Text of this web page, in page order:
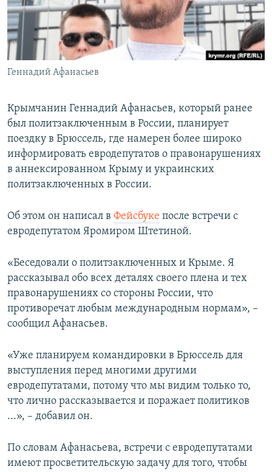
ПОБЕДИТЕЛЕЙ НЕ СУДЯТ?
КРЫМ.НЕПОКОРЕННЫЙ
ELIFBE
УКРАИНСКАЯ ПРОБЛЕМА КРЫМА
ПРИСОЕДИНЯЙТЕСЬ!
Геннадий Афанасьев
Крымчанин Геннадий Афанасьев, который ранее
был политзаключенным в России, планирует
поездку в Брюссель, где намерен более широко
информировать евродепутатов о правонарушениях
в аннексированном Крыму и украинских
политзаключенных в России.
Об этом он написал в Фейсбуке после встречи с
евродепутатом Яромиром Штетиной.
«Беседовали о политзаключенных и Крыме. Я
рассказывал обо всех деталях своего плена и тех
правонарушениях со стороны России, что
противоречат любым международным нормам», –
сообщил Афанасьев.
«Уже планируем командировки в Брюссель для
выступления перед многими другими
евродепутатами, потому что мы видим только то,
что лично рассказывается и поражает политиков
...», – добавил он.
По словам Афанасьева, встречи с евродепутатами
имеют просветительскую задачу для того, чтобы